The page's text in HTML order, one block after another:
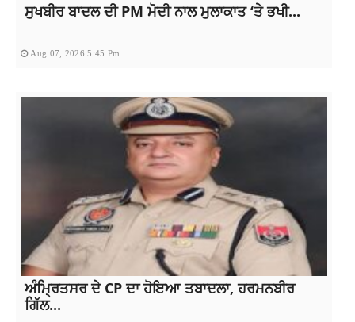
ਸੁਖਬੀਰ ਬਾਦਲ ਦੀ PM ਮੋਦੀ ਨਾਲ ਮੁਲਾਕਾਤ ‘ਤੇ ਭਖੀ...
Aug 07, 2026 5:45 Pm
ਅੰਮ੍ਰਿਤਸਰ ਦੇ CP ਦਾ ਹੋਇਆ ਤਬਾਦਲਾ, ਹਰਮਨਬੀਰ
ਗਿੱਲ...